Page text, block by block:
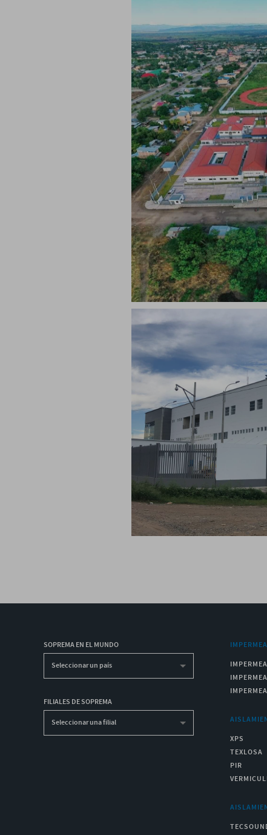
SOPREMA EN EL MUNDO
Seleccionar un país
FILIALES DE SOPREMA
Seleccionar una filial
XPS
TEXLOSA
PIR